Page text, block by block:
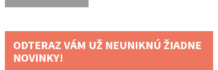
ODTERAZ VÁM UŽ NEUNIKNÚ ŽIADNE
NOVINKY!